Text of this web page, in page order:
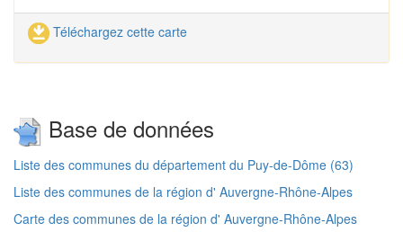
Téléchargez cette carte
Base de données
Liste des communes du département du Puy-de-Dôme (63)
Liste des communes de la région d' Auvergne-Rhône-Alpes
Carte des communes de la région d' Auvergne-Rhône-Alpes